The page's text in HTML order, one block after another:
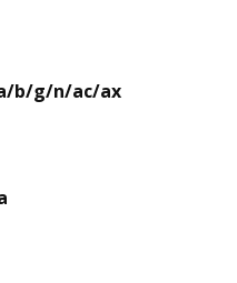
a/b/g/n/ac/ax